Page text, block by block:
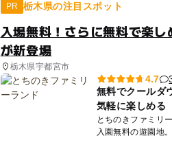
PR 栃木県の注目スポット
入場無料！さらに無料で楽
が新登場
栃木県宇都宮市
4.7
無料でクールダ
気軽に楽しめる
とちのきファミリ
入園無料の遊園地